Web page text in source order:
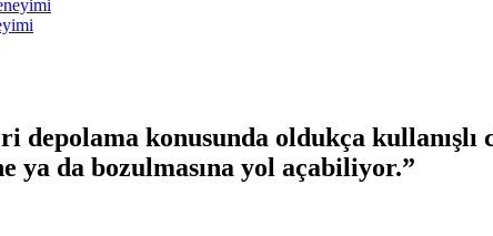
konusunda oldukça
ya da bozulmasına yol açabiliyor.